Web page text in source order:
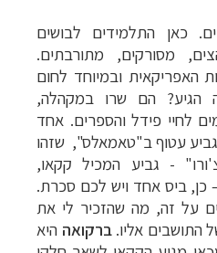
כאן התלמידים לבושים
מסורקים, מתורבתים.
האפריקאית ובמיוחד לחום
הגיע? הם שרו במקהלה,
לחיי פידל והספרים. אחד
גביע עטוף ב"טאמאלס", שזהו
- גביע המכיל קקאו,
כן, ביס אחד ויש לכם סכרת.
על זה, מה שהזכיר לי את
התושבים אליו.ברקואה היא